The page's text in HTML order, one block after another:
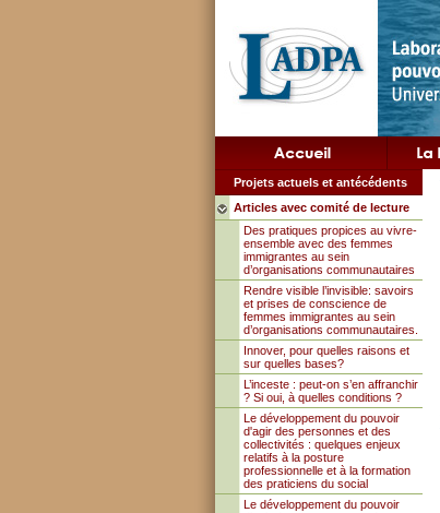
Projets actuels et antécédents
Articles avec comité de lecture
Des pratiques propices au vivre-
ensemble avec des femmes
immigrantes au sein
d’organisations communautaires
Rendre visible l’invisible: savoirs
et prises de conscience de
femmes immigrantes au sein
d’organisations communautaires.
Innover, pour quelles raisons et
sur quelles bases?
L’inceste : peut-on s’en affranchir
? Si oui, à quelles conditions ?
Le développement du pouvoir
d'agir des personnes et des
collectivités : quelques enjeux
relatifs à la posture
professionnelle et à la formation
des praticiens du social
Le développement du pouvoir